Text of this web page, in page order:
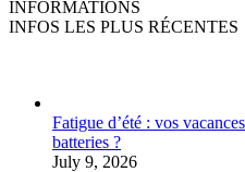
INFORMATIONS
INFOS LES PLUS RÉCENTES
Fatigue d’été : vos
batteries ?
July 9, 2026